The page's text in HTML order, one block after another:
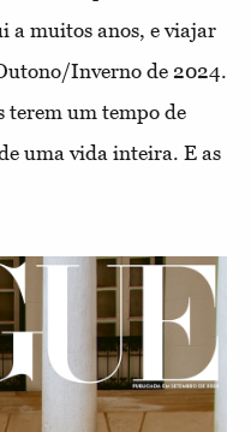
a muitos anos, e viajar
Inverno de 2024.
terem um tempo de
uma vida inteira. E as